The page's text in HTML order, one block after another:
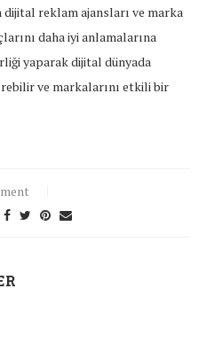
reklam ajansları ve marka
daha iyi anlamalarına
yaparak dijital dünyada
ve markalarını etkili bir